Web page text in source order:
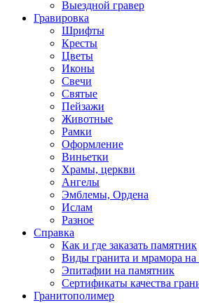
Выездной гравер
Гравировка
Шрифты
Кресты
Цветы
Иконы
Свечи
Святые
Пейзажи
Животные
Рамки
Оформление
Виньетки
Храмы, церкви
Ангелы
Эмблемы, Ордена
Ислам
Разное
Справка
Как и где заказать памятник
Виды гранита и мрамора на
Эпитафии на памятник
Сертификаты качества
Гранитополимер